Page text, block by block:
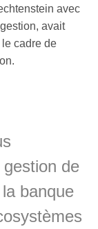
avec
avait
cadre de
de
banque